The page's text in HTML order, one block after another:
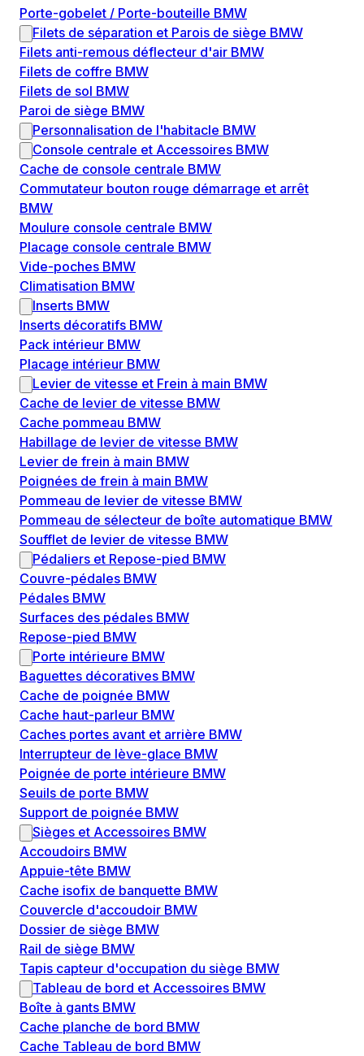
Porte-gobelet / Porte-bouteille BMW
Filets de séparation et Parois de siège BMW
Filets anti-remous déflecteur d'air BMW
Filets de coffre BMW
Filets de sol BMW
Paroi de siège BMW
Personnalisation de l'habitacle BMW
Console centrale et Accessoires BMW
Cache de console centrale BMW
Commutateur bouton rouge démarrage et arrêt
BMW
Moulure console centrale BMW
Placage console centrale BMW
Vide-poches BMW
Climatisation BMW
Inserts BMW
Inserts décoratifs BMW
Pack intérieur BMW
Placage intérieur BMW
Levier de vitesse et Frein à main BMW
Cache de levier de vitesse BMW
Cache pommeau BMW
Habillage de levier de vitesse BMW
Levier de frein à main BMW
Poignées de frein à main BMW
Pommeau de levier de vitesse BMW
Pommeau de sélecteur de boîte automatique BMW
Soufflet de levier de vitesse BMW
Pédaliers et Repose-pied BMW
Couvre-pédales BMW
Pédales BMW
Surfaces des pédales BMW
Repose-pied BMW
Porte intérieure BMW
Baguettes décoratives BMW
Cache de poignée BMW
Cache haut-parleur BMW
Caches portes avant et arrière BMW
Interrupteur de lève-glace BMW
Poignée de porte intérieure BMW
Seuils de porte BMW
Support de poignée BMW
Sièges et Accessoires BMW
Accoudoirs BMW
Appuie-tête BMW
Cache isofix de banquette BMW
Couvercle d'accoudoir BMW
Dossier de siège BMW
Rail de siège BMW
Tapis capteur d'occupation du siège BMW
Tableau de bord et Accessoires BMW
Boîte à gants BMW
Cache planche de bord BMW
Cache Tableau de bord BMW